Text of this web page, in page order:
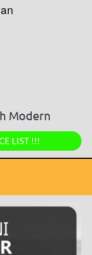
Modern
LIST !!!